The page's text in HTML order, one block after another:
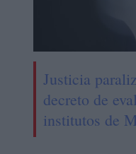
Justicia
decreto de
institutos de